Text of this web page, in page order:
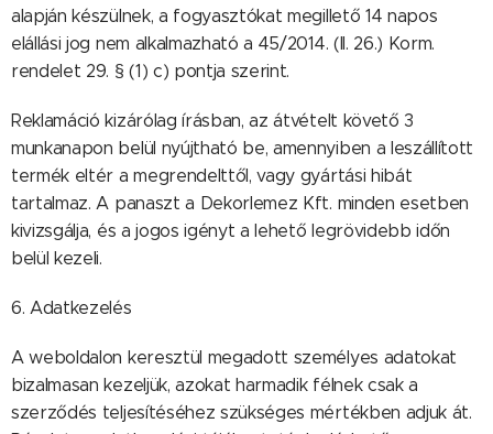
alapján készülnek, a fogyasztókat megillető 14 napos
elállási jog nem alkalmazható a 45/2014. (II. 26.) Korm.
rendelet 29. § (1) c) pontja szerint.
Reklamáció kizárólag írásban, az átvételt követő 3
munkanapon belül nyújtható be, amennyiben a leszállított
termék eltér a megrendelttől, vagy gyártási hibát
tartalmaz. A panaszt a Dekorlemez Kft. minden esetben
kivizsgálja, és a jogos igényt a lehető legrövidebb időn
belül kezeli.
6. Adatkezelés
A weboldalon keresztül megadott személyes adatokat
bizalmasan kezeljük, azokat harmadik félnek csak a
szerződés teljesítéséhez szükséges mértékben adjuk át.